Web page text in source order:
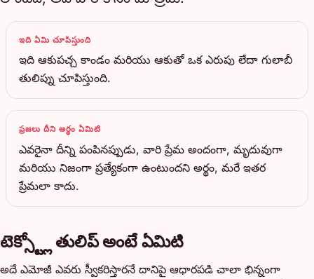
ఇది ఏమి చూపిస్తుంది
ఇది ఆకుపచ్చ కాండం మరియు ఆకుతో ఒక ఎరుపు లేదా గులాబీ
తులిప్ను చూపిస్తుంది.
ప్రజలు దీని అర్థం ఏమిటి
ఎవరైనా దీన్ని పంపినప్పుడు, వారి ప్రేమ అందంగా, మృదువుగా
మరియు నిజంగా ప్రత్యేకంగా ఉంటుందని అర్థం, మరే ఇతర
ప్రేమలా కాదు.
టెక్స్ట్లో తులిప్ అంటే ఏమిటి
అదే ఎమోజీ ఎవరు స్వీకరిస్తారనే దానిపై ఆధారపడి చాలా భిన్నంగా